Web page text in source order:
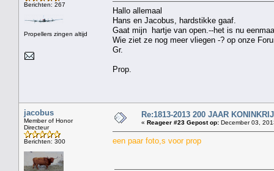
Berichten: 267
Propellers zingen altijd
Hallo allemaal
Hans en Jacobus, hardstikke gaaf.
Gaat mijn hartje van open.--het is nu
Wie ziet ze nog meer vliegen -? op onze
Gr.
Prop.
jacobus
Member of Honor
Directeur
Berichten: 300
Re:1813-2013 200 JAAR
« Reageer #23 Gepost op: December 03,
een paar foto,s voor prop